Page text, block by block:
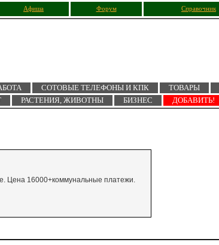
Афиша Форум Справочник
СОТОВЫЕ ТЕЛЕФОНЫ И КПК ТОВАРЫ
РАСТЕНИЯ, ЖИВОТНЫ БИЗНЕС ДОБАВИТЬ!
Цена 16000+коммунальные платежи.